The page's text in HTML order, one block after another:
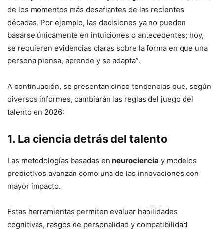
de los momentos más desafiantes de las recientes
décadas. Por ejemplo, las decisiones ya no pueden
basarse únicamente en intuiciones o antecedentes; hoy,
se requieren evidencias claras sobre la forma en que una
persona piensa, aprende y se adapta”.
A continuación, se presentan cinco tendencias que, según
diversos informes, cambiarán las reglas del juego del
talento en 2026:
1. La ciencia detrás del talento
Las metodologías basadas en neurociencia y modelos
predictivos avanzan como una de las innovaciones con
mayor impacto.
Estas herramientas permiten evaluar habilidades
cognitivas, rasgos de personalidad y compatibilidad